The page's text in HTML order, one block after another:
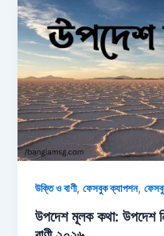
প্রথম
ভালোবাসা
নিয়ে
ক্যাপশন
২০২৬
উক্তি ও বাণী,ফেসবুক ক্যাপশন,
উপদেশ মূলক কথা: উপদেশ